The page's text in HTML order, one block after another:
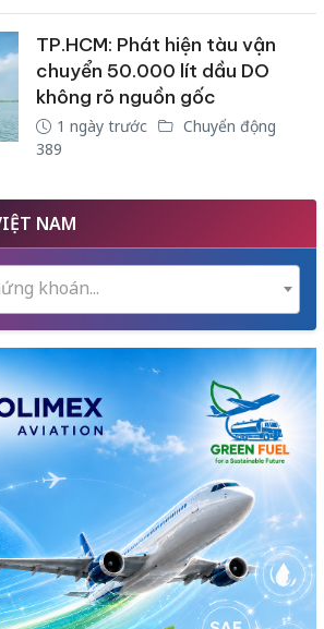
TP.HCM: Phát hiện tàu vận
chuyển 50.000 lít dầu DO
không rõ nguồn gốc
1 ngày trước
Chuyển động
389
NAM
khoán...